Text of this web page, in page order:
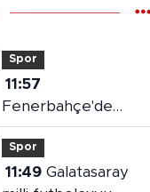
Spor
11:57
Fenerbahçe'de
Lukaku sesleri!
Transfer için
bonservis engeli
Spor
11:49 Galatasaray